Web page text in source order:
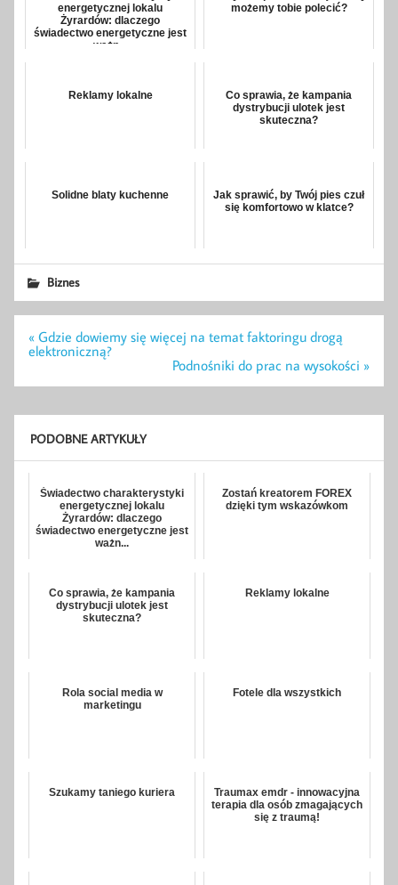
energetycznej lokalu
Żyrardów: dlaczego
świadectwo energetyczne jest
ważn...
możemy tobie polecić?
Reklamy lokalne
Co sprawia, że kampania
dystrybucji ulotek jest
skuteczna?
Solidne blaty kuchenne
Jak sprawić, by Twój pies czuł
się komfortowo w klatce?
Biznes
Nawigacja
wpisu
« Gdzie dowiemy się więcej na temat faktoringu drogą
elektroniczną?
Podnośniki do prac na wysokości »
PODOBNE ARTYKUŁY
Świadectwo charakterystyki
energetycznej lokalu
Żyrardów: dlaczego
świadectwo energetyczne jest
ważn...
Zostań kreatorem FOREX
dzięki tym wskazówkom
Co sprawia, że kampania
dystrybucji ulotek jest
skuteczna?
Reklamy lokalne
Rola social media w
marketingu
Fotele dla wszystkich
Szukamy taniego kuriera
Traumax emdr - innowacyjna
terapia dla osób zmagających
się z traumą!